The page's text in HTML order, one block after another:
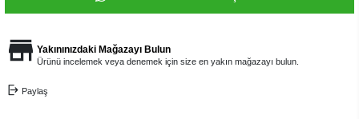
Yakınınızdaki Mağazayı Bulun
Ürünü incelemek veya denemek için size en yakın mağazayı bulun.
Paylaş